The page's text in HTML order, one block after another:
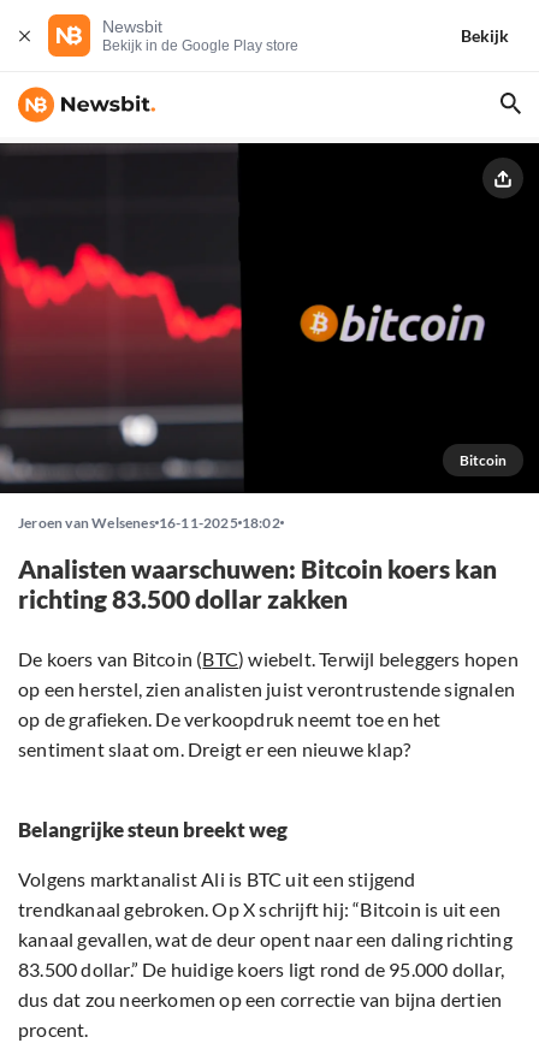
Newsbit
Bekijk in de Google Play store
Bekijk
Bitcoin
Jeroen van Welsenes 16-11-2025 18:02
Analisten waarschuwen: Bitcoin koers kan
richting 83.500 dollar zakken
De koers van Bitcoin (BTC) wiebelt. Terwijl beleggers hopen
op een herstel, zien analisten juist verontrustende signalen
op de grafieken. De verkoopdruk neemt toe en het
sentiment slaat om. Dreigt er een nieuwe klap?
Belangrijke steun breekt weg
Volgens marktanalist Ali is BTC uit een stijgend
trendkanaal gebroken. Op X schrijft hij: “Bitcoin is uit een
kanaal gevallen, wat de deur opent naar een daling richting
83.500 dollar.” De huidige koers ligt rond de 95.000 dollar,
dus dat zou neerkomen op een correctie van bijna dertien
procent.